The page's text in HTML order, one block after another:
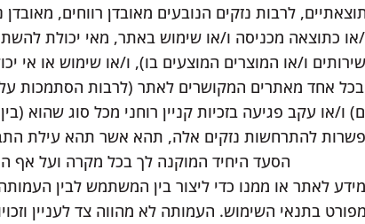
לרבות נזקים הנובעים מאובדן רווחים,
או כתוצאה מכניסה ו/או שימוש באתר, מאי יכולת
ו/או המוצרים המוצעים בו), ו/או שימוש או
אחד מאתרים המקושרים לאתר (לרבות הסתמכות
ו/או עקב פגיעה בזכיות קניין רוחני מכל סוג שהוא
להתרחשות נזקים אלה, תהא אשר תהא עילת
הסעד היחיד המוקנה לך בכל מקרה ועל אף
לאתר או ממנו כדי ליצור בין המשתמש לבין
בתנאי השימוש. העמותה לא מהווה צד לעניין